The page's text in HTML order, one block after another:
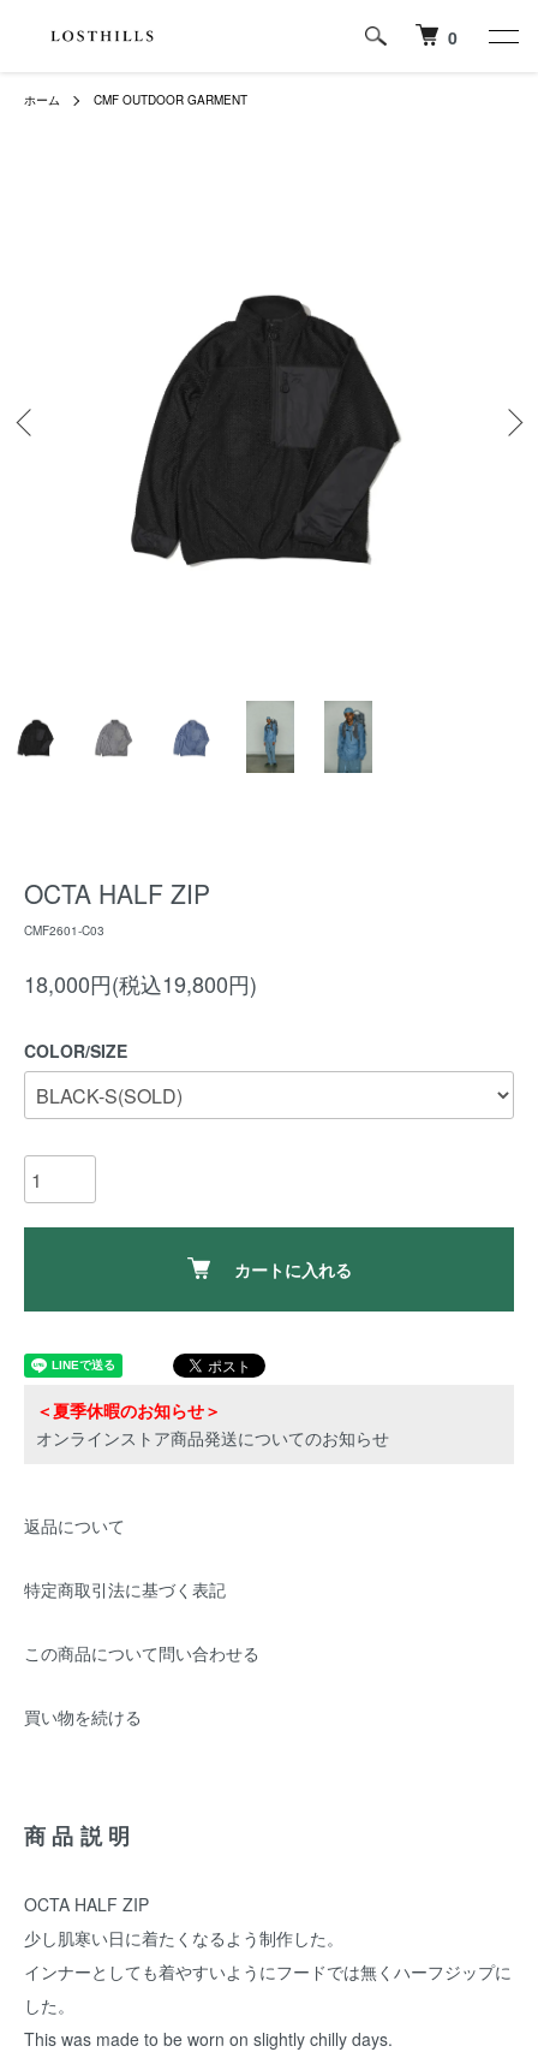
0
ホーム CMF OUTDOOR GARMENT
OCTA HALF ZIP
CMF2601-C03
18,000円(税込19,800円)
COLOR/SIZE
カートに入れる
＜夏季休暇のお知らせ＞
オンラインストア商品発送についてのお知らせ
返品について
特定商取引法に基づく表記
この商品について問い合わせる
買い物を続ける
商品説明
OCTA HALF ZIP
少し肌寒い日に着たくなるよう制作した。
インナーとしても着やすいようにフードでは無くハーフジップに
した。
This was made to be worn on slightly chilly days.